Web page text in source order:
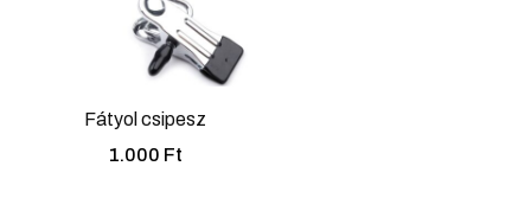
Fátyol csipesz
1.000 Ft